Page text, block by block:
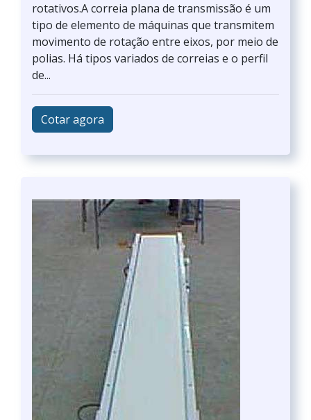
rotativos.A correia plana de transmissão é um
tipo de elemento de máquinas que transmitem
movimento de rotação entre eixos, por meio de
polias. Há tipos variados de correias e o perfil
de...
Cotar agora